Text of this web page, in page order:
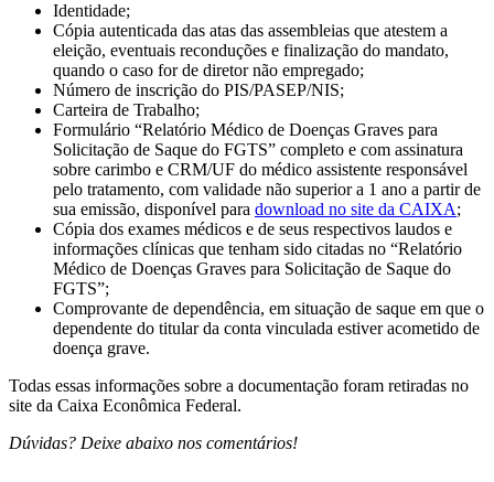
Identidade;
Cópia autenticada das atas das assembleias que atestem a
eleição, eventuais reconduções e finalização do mandato,
quando o caso for de diretor não empregado;
Número de inscrição do PIS/PASEP/NIS;
Carteira de Trabalho;
Formulário “Relatório Médico de Doenças Graves para
Solicitação de Saque do FGTS” completo e com assinatura
sobre carimbo e CRM/UF do médico assistente responsável
pelo tratamento, com validade não superior a 1 ano a partir de
sua emissão, disponível para download no site da CAIXA;
Cópia dos exames médicos e de seus respectivos laudos e
informações clínicas que tenham sido citadas no “Relatório
Médico de Doenças Graves para Solicitação de Saque do
FGTS”;
Comprovante de dependência, em situação de saque em que o
dependente do titular da conta vinculada estiver acometido de
doença grave.
Todas essas informações sobre a documentação foram retiradas no
site da Caixa Econômica Federal.
Dúvidas? Deixe abaixo nos comentários!